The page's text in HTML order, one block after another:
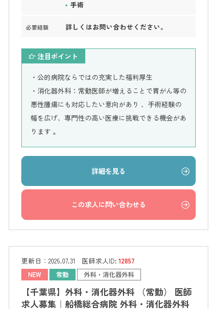
手術
必要経験 詳しくはお問い合わせください。
注目ポイント
・公的病院ならではの充実した福利厚生
・消化器外科：常勤医師が増えることで胃がん等の
悪性腫瘍にも対応したい意向があり 、手術経験の
幅を広げ、専門性の高い医療に挑戦できる機会があ
ります 。
詳細を見る
この求人に問い合わせる
更新日： 2026.07.31 医師求人ID:12857
NEW 常勤 外科・消化器外科
【千葉県】外科・消化器外科 （常勤） 医師
求人募集｜船橋総合病院 外科・消化器外科